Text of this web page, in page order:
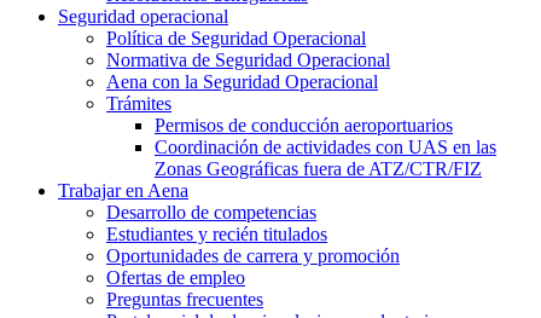
Seguridad operacional
Política de Seguridad Operacional
Normativa de Seguridad Operacional
Aena con la Seguridad Operacional
Trámites
Permisos de conducción aeroportuarios
Coordinación de actividades con UAS en las
Zonas Geográficas fuera de ATZ/CTR/FIZ
Trabajar en Aena
Desarrollo de competencias
Estudiantes y recién titulados
Oportunidades de carrera y promoción
Ofertas de empleo
Preguntas frecuentes